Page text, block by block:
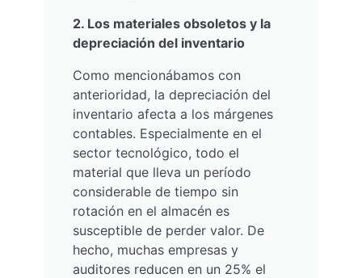
2. Los materiales obsoletos y la
depreciación del inventario
Como mencionábamos con
anterioridad, la depreciación del
inventario afecta a los márgenes
contables. Especialmente en el
sector tecnológico, todo el
material que lleva un período
considerable de tiempo sin
rotación en el almacén es
susceptible de perder valor. De
hecho, muchas empresas y
auditores reducen en un 25% el